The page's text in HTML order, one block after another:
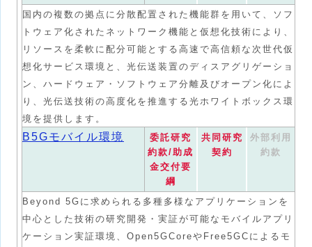
国内の複数の拠点に分散配置された機能群を用いて、ソフ
トウェア化されたネットワーク機能と仮想化技術により、
リソースを柔軟に配分可能とする高速で高信頼な次世代仮
想化サービス環境と、光伝送装置のディスアグリゲーショ
ン、ハードウェア・ソフトウェア分離及びオープン化によ
り、光伝送技術の高度化を推進する光ホワイトボックス環
境を提供します。
B5Gモバイル環境
委託研究
約款/助成
金交付要
綱
共同研究
契約
外部利用
約款
Beyond 5Gに求められる多種多様なアプリケーションを
中心とした技術の研究開発・実証が可能なモバイルアプリ
ケーション実証環境、Open5GCoreやFree5GCによるモ